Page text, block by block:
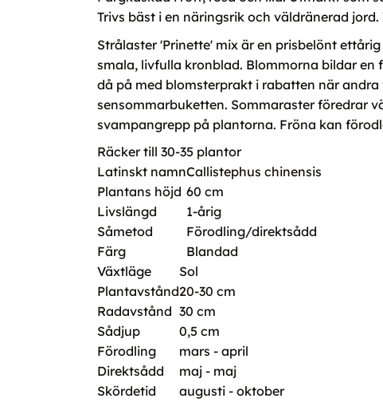
Trivs bäst i en näringsrik och väldränerad
Strålaster 'Prinette' mix är en prisbelönt
smala, livfulla kronblad. Blommorna bildar
då på med blomsterprakt i rabatten när
sensommarbuketten. Sommaraster föredrar
svampangrepp på plantorna. Fröna kan
Räcker till 30-35 plantor
Latinskt namnCallistephus chinensis
Plantans höjd 60 cm
Livslängd
1-årig
Såmetod
Förodling/direktsådd
Färg
Blandad
Växtläge
Sol
Plantavstånd20-30 cm
Radavstånd 30 cm
Sådjup
0,5 cm
Förodling
mars - april
Direktsådd
maj - maj
Skördetid
augusti - oktober